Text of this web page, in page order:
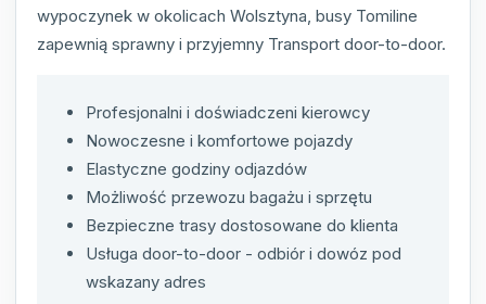
wypoczynek w okolicach Wolsztyna, busy Tomiline
zapewnią sprawny i przyjemny Transport door-to-door.
Profesjonalni i doświadczeni kierowcy
Nowoczesne i komfortowe pojazdy
Elastyczne godziny odjazdów
Możliwość przewozu bagażu i sprzętu
Bezpieczne trasy dostosowane do klienta
Usługa door-to-door - odbiór i dowóz pod
wskazany adres